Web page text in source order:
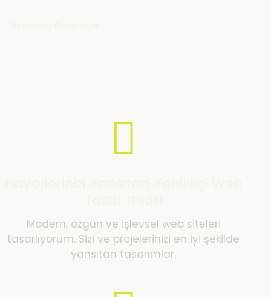
Modern, özgün ve işlevsel web siteleri
tasarlıyorum. Sizi ve projelerinizi en iyi şekilde
yansıtan tasarımlar.